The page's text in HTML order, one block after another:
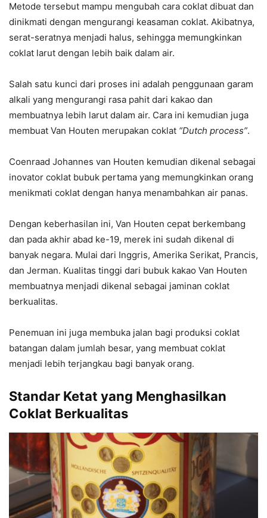
Metode tersebut mampu mengubah cara coklat dibuat dan
dinikmati dengan mengurangi keasaman coklat. Akibatnya,
serat-seratnya menjadi halus, sehingga memungkinkan
coklat larut dengan lebih baik dalam air.
Salah satu kunci dari proses ini adalah penggunaan garam
alkali yang mengurangi rasa pahit dari kakao dan
membuatnya lebih larut dalam air. Cara ini kemudian juga
membuat Van Houten merupakan coklat “Dutch process”.
Coenraad Johannes van Houten kemudian dikenal sebagai
inovator coklat bubuk pertama yang memungkinkan orang
menikmati coklat dengan hanya menambahkan air panas.
Dengan keberhasilan ini, Van Houten cepat berkembang
dan pada akhir abad ke-19, merek ini sudah dikenal di
banyak negara. Mulai dari Inggris, Amerika Serikat, Prancis,
dan Jerman. Kualitas tinggi dari bubuk kakao Van Houten
membuatnya menjadi dikenal sebagai jaminan coklat
berkualitas.
Penemuan ini juga membuka jalan bagi produksi coklat
batangan dalam jumlah besar, yang membuat coklat
menjadi lebih terjangkau bagi banyak orang.
Standar Ketat yang Menghasilkan
Coklat Berkualitas